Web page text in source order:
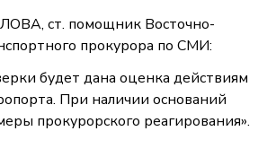
ст. помощник Восточно-
прокурора по СМИ:
будет дана оценка действиям
При наличии оснований
прокурорского реагирования».